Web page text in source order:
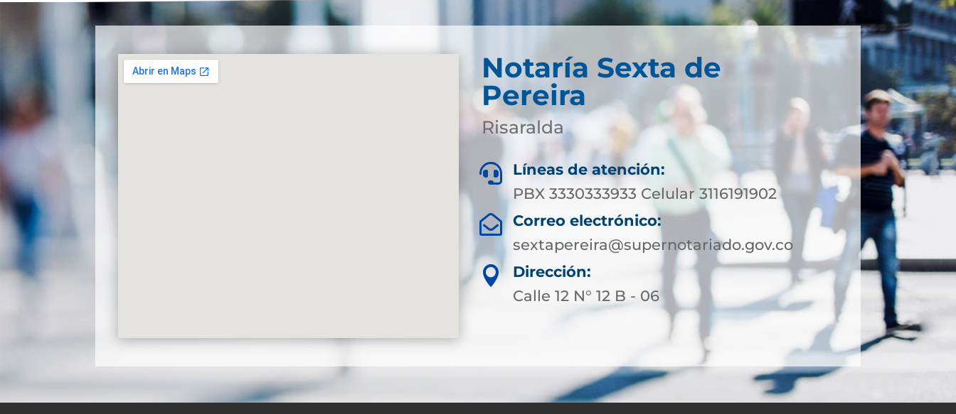
Notaría Sexta de
Pereira
Risaralda

Líneas de atención:
PBX 3330333933 Celular 3116191902

Correo electrónico:
sextapereira@supernotariado.gov.co

Dirección:
Calle 12 N° 12 B - 06